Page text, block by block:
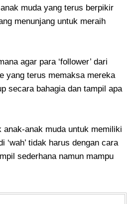
muda yang terus berpikir
menunjang untuk meraih
agar para ‘follower’ dari
yang terus memaksa mereka
secara bahagia dan tampil apa
anak muda untuk memiliki
tidak harus dengan cara
sederhana namun mampu